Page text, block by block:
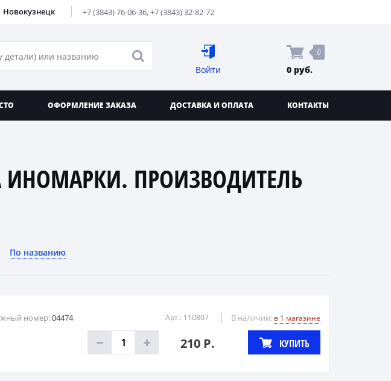
Новокузнецк +7 (3843) 76-06-36,+7 (3843) 32-82-72
Войти
0
0 руб.
ОФОРМЛЕНИЕ ЗАКАЗА ДОСТАВКА И ОПЛАТА КОНТАКТЫ
ИНОМАРКИ. ПРОИЗВОДИТЕЛЬ
По названию
номер:04474 Арт.: 110807 В наличии: в 1 магазине
210 Р. КУПИТЬ